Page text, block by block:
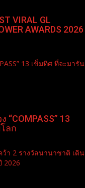
VIRAL GL
AWARDS 2026
13 เข็มทิศ ที่จะมารัน
“COMPASS” 13
ลก
ว้า 2 รางวัลนานาชาติ เดิน
2026